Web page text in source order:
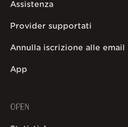
Assistenza
Provider supportati
Annulla iscrizione alle email
App
OPEN